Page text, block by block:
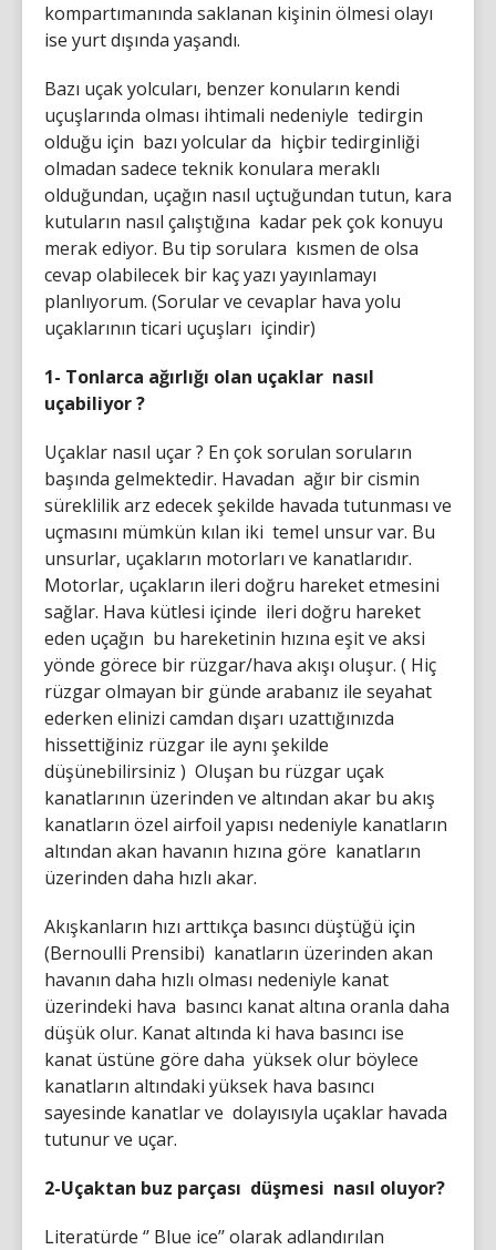
kompartımanında saklanan kişinin ölmesi olayı
ise yurt dışında yaşandı.
Bazı uçak yolcuları, benzer konuların kendi
uçuşlarında olması ihtimali nedeniyle tedirgin
olduğu için bazı yolcular da hiçbir tedirginliği
olmadan sadece teknik konulara meraklı
olduğundan, uçağın nasıl uçtuğundan tutun, kara
kutuların nasıl çalıştığına kadar pek çok konuyu
merak ediyor. Bu tip sorulara kısmen de olsa
cevap olabilecek bir kaç yazı yayınlamayı
planlıyorum. (Sorular ve cevaplar hava yolu
uçaklarının ticari uçuşları içindir)
1- Tonlarca ağırlığı olan uçaklar nasıl
uçabiliyor ?
Uçaklar nasıl uçar ? En çok sorulan soruların
başında gelmektedir. Havadan ağır bir cismin
süreklilik arz edecek şekilde havada tutunması ve
uçmasını mümkün kılan iki temel unsur var. Bu
unsurlar, uçakların motorları ve kanatlarıdır.
Motorlar, uçakların ileri doğru hareket etmesini
sağlar. Hava kütlesi içinde ileri doğru hareket
eden uçağın bu hareketinin hızına eşit ve aksi
yönde görece bir rüzgar/hava akışı oluşur. ( Hiç
rüzgar olmayan bir günde arabanız ile seyahat
ederken elinizi camdan dışarı uzattığınızda
hissettiğiniz rüzgar ile aynı şekilde
düşünebilirsiniz ) Oluşan bu rüzgar uçak
kanatlarının üzerinden ve altından akar bu akış
kanatların özel airfoil yapısı nedeniyle kanatların
altından akan havanın hızına göre kanatların
üzerinden daha hızlı akar.
Akışkanların hızı arttıkça basıncı düştüğü için
(Bernoulli Prensibi) kanatların üzerinden akan
havanın daha hızlı olması nedeniyle kanat
üzerindeki hava basıncı kanat altına oranla daha
düşük olur. Kanat altında ki hava basıncı ise
kanat üstüne göre daha yüksek olur böylece
kanatların altındaki yüksek hava basıncı
sayesinde kanatlar ve dolayısıyla uçaklar havada
tutunur ve uçar.
2-Uçaktan buz parçası düşmesi nasıl oluyor?
Literatürde ‘’ Blue ice’’ olarak adlandırılan